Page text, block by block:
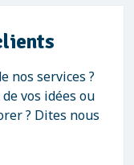
nos services ?
vos idées ou
? Dites nous